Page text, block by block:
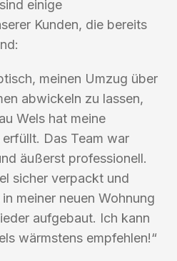
einige
Kunden, die bereits
meinen Umzug über
abwickeln zu lassen,
Wels hat meine
Das Team war
äußerst professionell.
sicher verpackt und
meiner neuen Wohnung
aufgebaut. Ich kann
wärmstens empfehlen!“